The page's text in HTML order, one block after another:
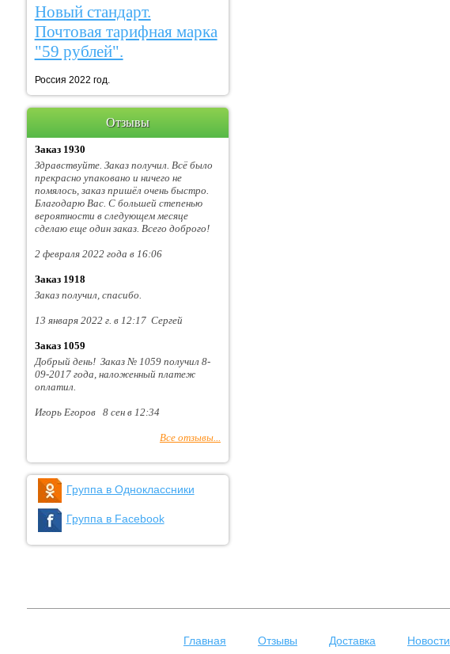
Новый стандарт.
Почтовая тарифная марка
"59 рублей".
Россия 2022 год.
Отзывы
Заказ 1930
Здравствуйте. Заказ получил. Всё было
прекрасно упаковано и ничего не
помялось, заказ пришёл очень быстро.
Благодарю Вас. С большей степенью
вероятности в следующем месяце
сделаю еще один заказ. Всего доброго!
2 февраля 2022 года в 16:06
Заказ 1918
Заказ получил, спасибо.
13 января 2022 г. в 12:17 Сергей
Заказ 1059
Добрый день! Заказ № 1059 получил 8-
09-2017 года, наложенный платеж
оплатил.
Игорь Егоров 8 сен в 12:34
Все отзывы...
Группа в Одноклассники
Группа в Facebook
Главная Отзывы Доставка Новости